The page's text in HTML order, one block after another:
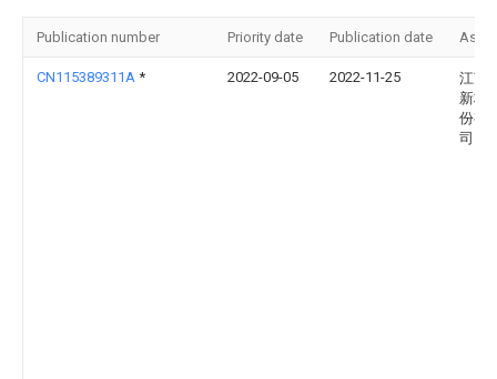
Publication number Priority date Publication date
CN115389311A * 2022-09-05 2022-11-25
江苏
新材
份有
司